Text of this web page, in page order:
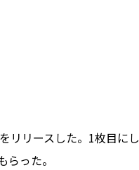
リリースした。1枚目にし
った。